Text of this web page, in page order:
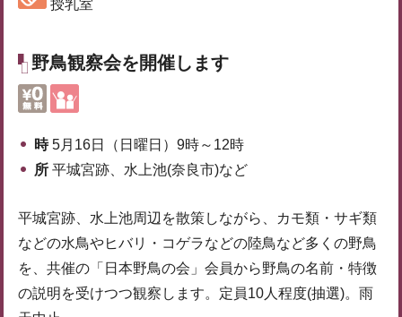
授乳室
野鳥観察会を開催します
時5月16日（日曜日）9時～12時
所 平城宮跡、水上池(奈良市)など
平城宮跡、水上池周辺を散策しながら、カモ類・サギ類
などの水鳥やヒバリ・コゲラなどの陸鳥など多くの野鳥
を、共催の「日本野鳥の会」会員から野鳥の名前・特徴
の説明を受けつつ観察します。定員10人程度(抽選)。雨